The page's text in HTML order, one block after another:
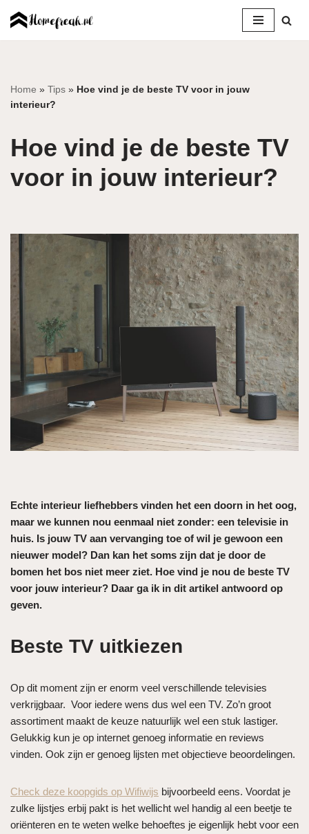
inhoud
Home » Tips » Hoe vind je de beste TV voor in jouw
interieur?
Hoe vind je de beste TV
voor in jouw interieur?
Echte interieur liefhebbers vinden het een doorn in het oog,
maar we kunnen nou eenmaal niet zonder: een televisie in
huis. Is jouw TV aan vervanging toe of wil je gewoon een
nieuwer model? Dan kan het soms zijn dat je door de
bomen het bos niet meer ziet. Hoe vind je nou de beste TV
voor jouw interieur? Daar ga ik in dit artikel antwoord op
geven.
Beste TV uitkiezen
Op dit moment zijn er enorm veel verschillende televisies
verkrijgbaar. Voor iedere wens dus wel een TV. Zo’n groot
assortiment maakt de keuze natuurlijk wel een stuk lastiger.
Gelukkig kun je op internet genoeg informatie en reviews
vinden. Ook zijn er genoeg lijsten met objectieve beoordelingen.
Check deze koopgids op Wifiwijs bijvoorbeeld eens. Voordat je
zulke lijstjes erbij pakt is het wellicht wel handig al een beetje te
oriënteren en te weten welke behoeftes je eigenlijk hebt voor een